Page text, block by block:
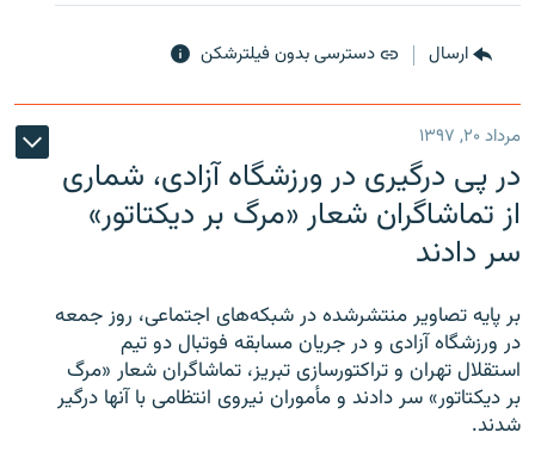
ارسال دسترسی بدون فیلترشکن
مرداد ۲۰, ۱۳۹۷
در پی درگیری در ورزشگاه آزادی، شماری
از تماشاگران شعار «مرگ بر دیکتاتور»
سر دادند
بر پایه تصاویر منتشرشده در شبکه‌های اجتماعی، روز جمعه
در ورزشگاه آزادی و در جریان مسابقه فوتبال دو تیم
استقلال تهران و تراکتورسازی تبریز، تماشاگران شعار «مرگ
بر دیکتاتور» سر دادند و مأموران نیروی انتظامی با آنها درگیر
شدند.